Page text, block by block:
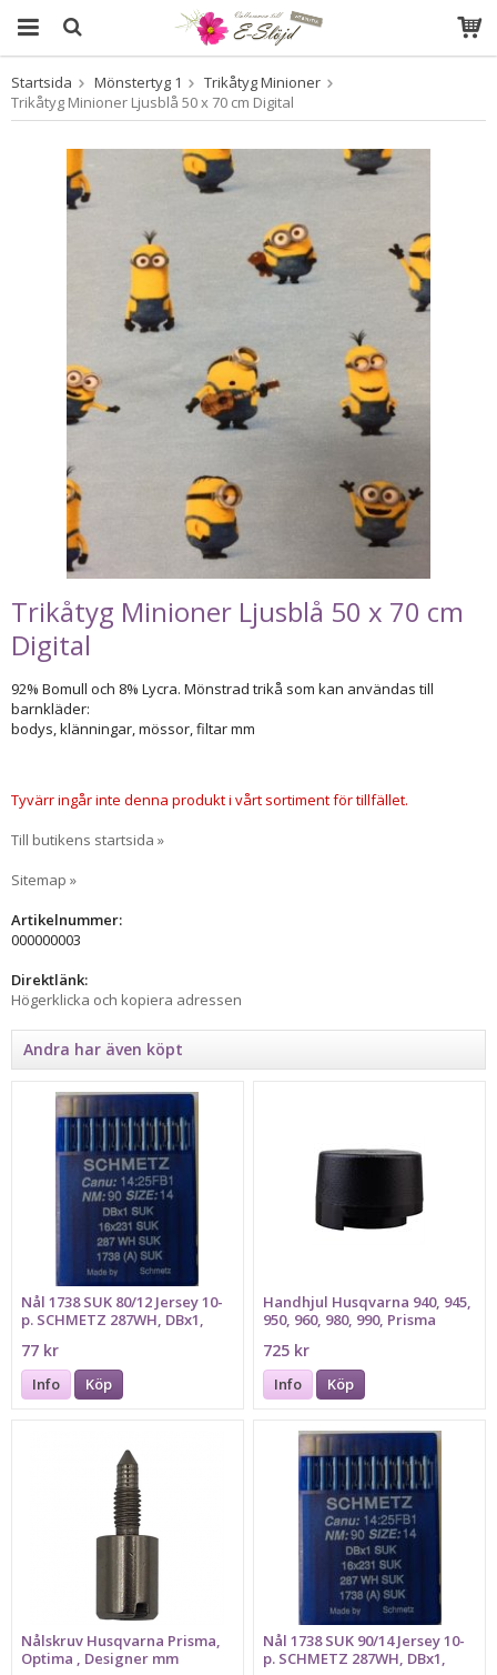
Produkten har blivit tillagd i varukorgen
Startsida Mönstertyg 1
Trikåtyg Minioner
Trikåtyg Minioner Ljusblå 50 x 70 cm Digital
Trikåtyg Minioner Ljusblå 50 x 70 cm
Digital
92% Bomull och 8% Lycra. Mönstrad trikå som kan användas till
barnkläder:
bodys, klänningar, mössor, filtar mm
Tyvärr ingår inte denna produkt i vårt sortiment för tillfället.
Till butikens startsida »
Sitemap »
Artikelnummer:
000000003
Direktlänk:
Högerklicka och kopiera adressen
Andra har även köpt
Nål 1738 SUK 80/12 Jersey 10-
p. SCHMETZ 287WH, DBx1,
grovlek 90
77 kr
Info Köp
Handhjul Husqvarna 940, 945,
950, 960, 980, 990, Prisma
725 kr
Info Köp
Nålskruv Husqvarna Prisma,
Optima , Designer mm
Nål 1738 SUK 90/14 Jersey 10-
p. SCHMETZ 287WH, DBx1,